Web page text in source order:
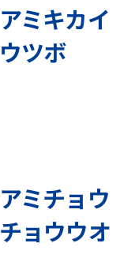
アミキカイ
ウツボ
アミチョウ
チョウウオ